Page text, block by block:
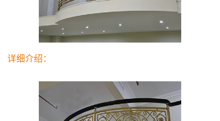
详细介绍：